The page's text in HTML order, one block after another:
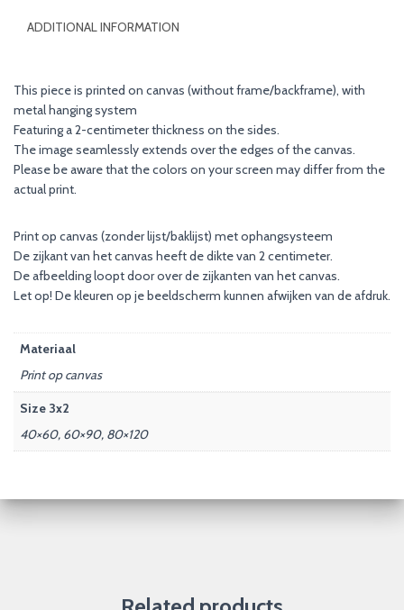
ADDITIONAL INFORMATION
This piece is printed on canvas (without frame/backframe), with
metal hanging system
Featuring a 2-centimeter thickness on the sides.
The image seamlessly extends over the edges of the canvas.
Please be aware that the colors on your screen may differ from the
actual print.
Print op canvas (zonder lijst/baklijst) met ophangsysteem
De zijkant van het canvas heeft de dikte van 2 centimeter.
De afbeelding loopt door over de zijkanten van het canvas.
Let op! De kleuren op je beeldscherm kunnen afwijken van de afdruk.
Materiaal
Print op canvas
Size 3x2
40×60, 60×90, 80×120